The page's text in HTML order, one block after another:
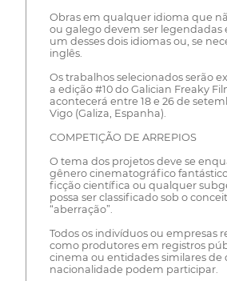
Obras em qualquer idioma que
ou galego devem ser legendadas
um desses dois idiomas ou, se
inglês.
Os trabalhos selecionados serão
a edição #10 do Galician Freaky
acontecerá entre 18 e 26 de
Vigo (Galiza, Espanha).
COMPETIÇÃO DE ARREPIOS
O tema dos projetos deve se
gênero cinematográfico
ficção científica ou qualquer
possa ser classificado sob o
“aberração”.
Todos os indivíduos ou empresas
como produtores em registros
cinema ou entidades similares de
nacionalidade podem participar.